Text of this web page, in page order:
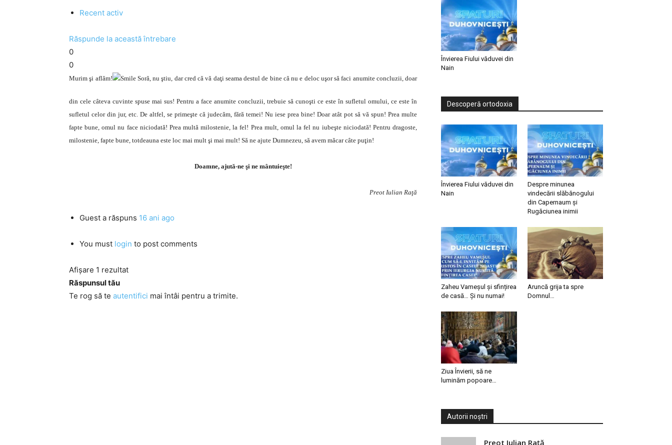
Recent activ
Răspunde la această întrebare
0
0
Murim şi aflăm! Soră, nu ştiu, dar cred că vă daţi seama destul de bine că nu e deloc uşor să faci anumite concluzii, doar
din cele câteva cuvinte spuse mai sus! Pentru a face anumite concluzii, trebuie să cunoşti ce este în sufletul omului, ce este în
sufletul celor din jur, etc. De altfel, se primeşte că judecăm, fără temei! Nu iese prea bine! Doar atât pot să vă spun! Prea multe
fapte bune, omul nu face niciodată! Prea multă milostenie, la fel! Prea mult, omul la fel nu iubeşte niciodată! Pentru dragoste,
milostenie, fapte bune, totdeauna este loc mai mult şi mai mult! Să ne ajute Dumnezeu, să avem măcar câte puţin!
Doamne, ajută-ne şi ne mântuieşte!
Preot Iulian Raţă
Guest a răspuns 16 ani ago
You must login to post comments
Afișare 1 rezultat
Răspunsul tău
Te rog să te autentifici mai întâi pentru a trimite.
Învierea Fiului văduvei din
Nain
Descoperă ortodoxia
Învierea Fiului văduvei din
Nain
Despre minunea
vindecării slăbănogului
din Capernaum și
Rugăciunea inimii
Zaheu Vameșul și sfințirea
de casă… Și nu numai!
Aruncă grija ta spre
Domnul…
Ziua Învierii, să ne
luminăm popoare…
Autorii noștri
Preot Iulian Raţă